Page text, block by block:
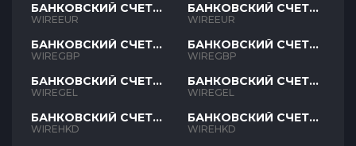
БАНКОВСКИЙ СЧЕТ
EUR
WIREEUR
БАНКОВСКИЙ СЧЕТ
GBP
WIREGBP
БАНКОВСКИЙ СЧЕТ
GEL
WIREGEL
БАНКОВСКИЙ СЧЕТ
HKD
WIREHKD
БАНКОВСКИЙ СЧЕТ
EUR
WIREEUR
БАНКОВСКИЙ СЧЕТ
GBP
WIREGBP
БАНКОВСКИЙ СЧЕТ
GEL
WIREGEL
БАНКОВСКИЙ СЧЕТ
HKD
WIREHKD